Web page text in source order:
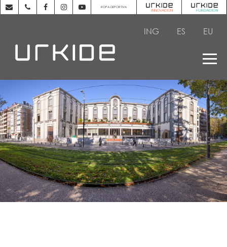
ROPA DEPORTIVA
ING ES EU